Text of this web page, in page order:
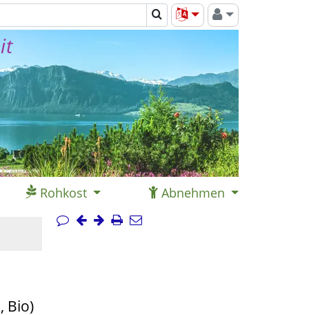
Rohkost Abnehmen
Bio)